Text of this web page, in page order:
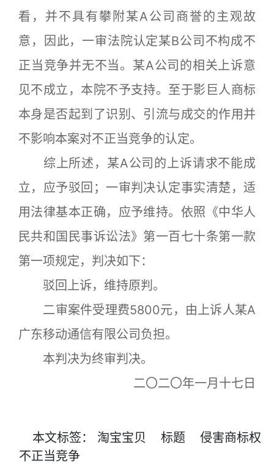
看，并不具有攀附某A公司商誉的主观故
意，因此，一审法院认定某B公司不构成不
正当竞争并无不当。某A公司的相关上诉意
见不成立，本院不予支持。至于影巨人商标
本身是否起到了识别、引流与成交的作用并
不影响本案对不正当竞争的认定。
综上所述，某A公司的上诉请求不能成
立，应予驳回；一审判决认定事实清楚，适
用法律基本正确，应予维持。依照《中华人
民共和国民事诉讼法》第一百七十条第一款
第一项规定，判决如下：
驳回上诉，维持原判。
二审案件受理费5800元，由上诉人某A
广东移动通信有限公司负担。
本判决为终审判决。
二〇二〇年一月十七日
本文标签： 淘宝宝贝 标题
侵害商标权
不正当竞争